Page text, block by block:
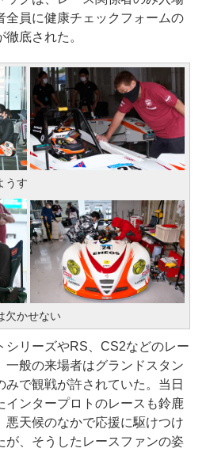
全員に健康チェックフォームの
底された。
うす
欠かせない
リーズやRS、CS2などのレー
一般の来場者はグランドスタン
みで観戦が許されていた。当日
インタープロトのレースも鈴鹿
悪天候のなかで応援に駆けつけ
が、そうしたレースファンの姿